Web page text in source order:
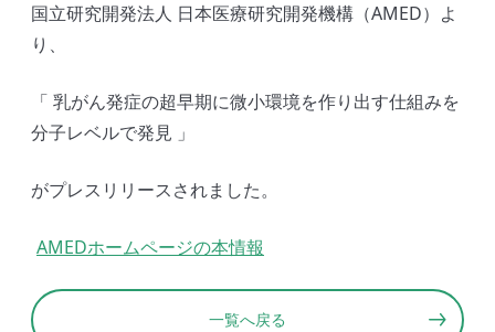
国立研究開発法人 日本医療研究開発機構（AMED）よ
り、
「 乳がん発症の超早期に微小環境を作り出す仕組みを
分子レベルで発見 」
がプレスリリースされました。
AMEDホームページの本情報
一覧へ戻る